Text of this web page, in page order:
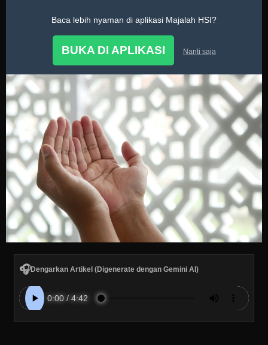
Baca lebih nyaman di aplikasi Majalah HSI?
BUKA DI APLIKASI Nanti saja
🎧Dengarkan Artikel (Digenerate dengan Gemini AI)